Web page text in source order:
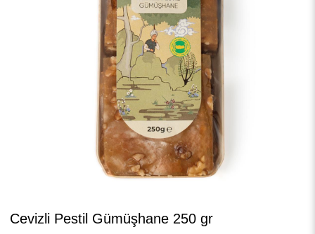
Cevizli Pestil Gümüşhane 250 gr